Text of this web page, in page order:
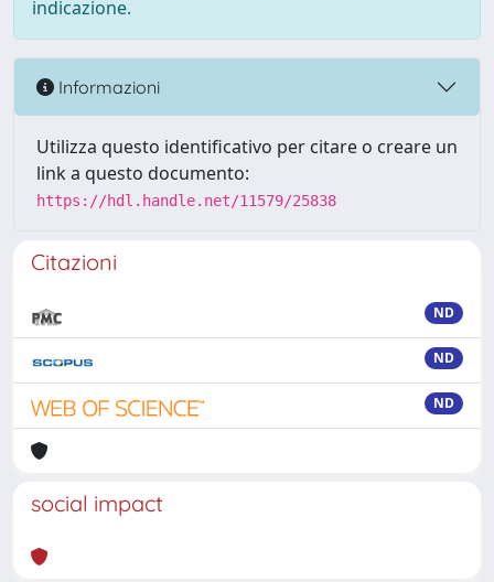
indicazione.
Informazioni
Utilizza questo identificativo per citare o creare un
link a questo documento:
https://hdl.handle.net/11579/25838
Citazioni
ND
ND
ND
social impact